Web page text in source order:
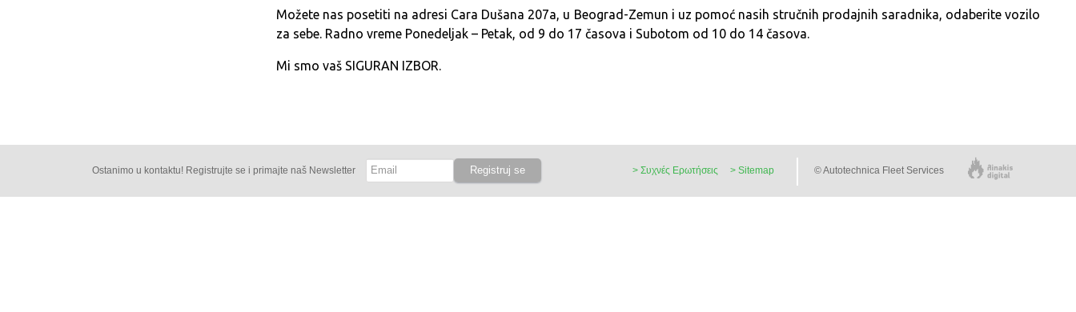
Možete nas posetiti na adresi Cara Dušana 207a, u Beograd-Zemun i uz pomoć nasih stručnih prodajnih saradnika, odaberite vozilo
za sebe. Radno vreme Ponedeljak – Petak, od 9 do 17 časova i Subotom od 10 do 14 časova.
Mi smo vaš SIGURAN IZBOR.
Ostanimo u kontaktu! Registrujte se i primajte naš Newsletter ©Autotechnica Fleet Services
> Συχνές Ερωτήσεις > Sitemap